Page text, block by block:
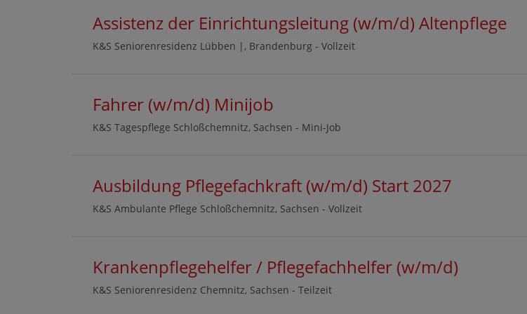
Assistenz der Einrichtungsleitung (w/m/d) Altenpflege
K&S Seniorenresidenz Lübben |, Brandenburg - Vollzeit
Fahrer (w/m/d) Minijob
K&S Tagespflege Schloßchemnitz, Sachsen - Mini-Job
Ausbildung Pflegefachkraft (w/m/d) Start 2027
K&S Ambulante Pflege Schloßchemnitz, Sachsen - Vollzeit
Krankenpflegehelfer / Pflegefachhelfer (w/m/d)
K&S Seniorenresidenz Chemnitz, Sachsen - Teilzeit